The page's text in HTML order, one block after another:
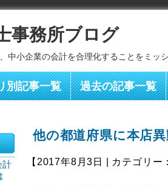
事務所ブログ
中小企業の会計を合理化することをミッ
別記事一覧 過去の記事一覧
他の都道府県に本店
【2017年8月3日 | カテゴリー
計